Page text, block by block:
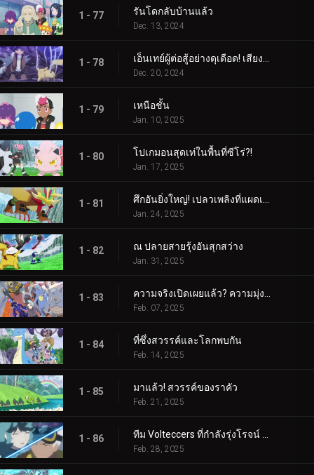
1 - 77 รันโดกลับบ้านแล้ว
Dec. 13, 2024
1 - 78
Dec. 20, 2024
1 - 79 เหนือชั้น
Jan. 10, 2025
1 - 80 โปเกมอนสุดเท่ในพื้นที่ซีโร่?!
Jan. 17, 2025
1 - 81
Jan. 24, 2025
1 - 82 ณ ปลายสายรุ้งอันสุกสว่าง
Jan. 31, 2025
1 - 83
Feb. 07, 2025
1 - 84 ที่ซึ่งสวรรค์และโลกพบกัน
Feb. 14, 2025
1 - 85 มาแล้ว! สวรรค์ของราคัว
Feb. 21, 2025
1 - 86
Feb. 28, 2025